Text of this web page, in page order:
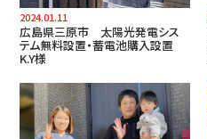
2024.01.11
広島県三原市 太陽光発電シス
テム無料設置・蓄電池購入設置
K.Y様